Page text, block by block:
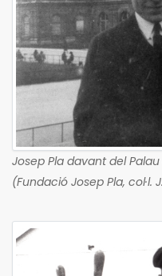
Josep Pla davant del
(Fundació Josep Pla, col·l.